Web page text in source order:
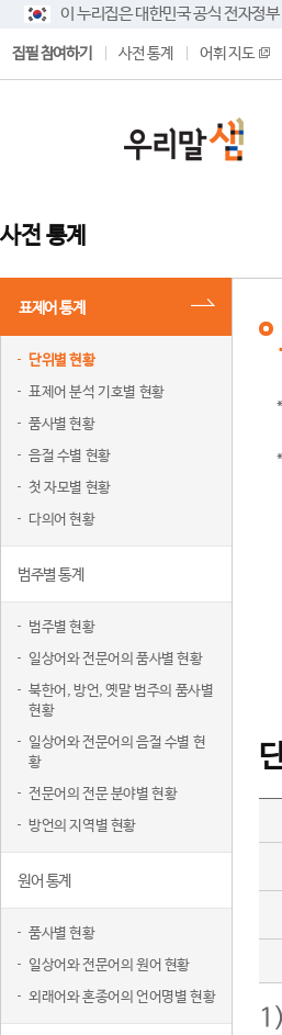
이 누리집은 대한민국 공식 전자정
집필 참여하기 사전 통계 어휘 지도
사전 통계
표제어 통계
단위별 현황
표제어 분석 기호별 현황
품사별 현황
음절 수별 현황
첫 자모별 현황
다의어 현황
범주별 통계
범주별 현황
일상어와 전문어의 품사별 현황
북한어, 방언, 옛말 범주의 품사별
현황
일상어와 전문어의 음절 수별 현
황
전문어의 전문 분야별 현황
방언의 지역별 현황
원어 통계
품사별 현황
일상어와 전문어의 원어 현황
외래어와 혼종어의 언어명별 현황